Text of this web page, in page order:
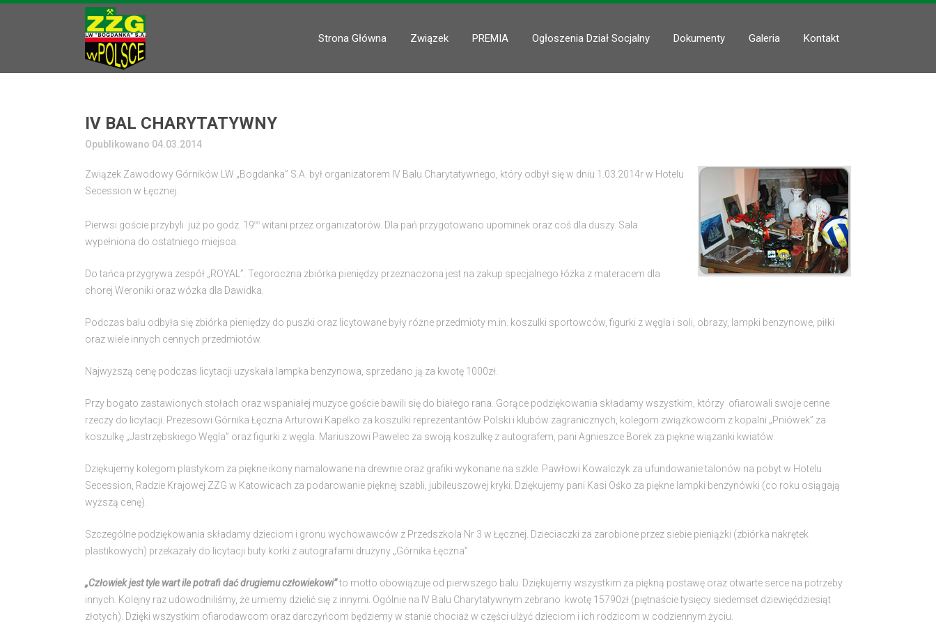
Strona Główna Związek PREMIA Ogłoszenia Dział Socjalny Dokumenty Galeria Kontakt
IV BAL CHARYTATYWNY
Opublikowano 04.03.2014
Związek Zawodowy Górników LW „Bogdanka” S.A. był organizatorem IV Balu Charytatywnego, który odbył się w dniu 1.03.2014r w Hotelu
Secession w Łęcznej.
Pierwsi goście przybyli już po godz. 1900 witani przez organizatorów. Dla pań przygotowano upominek oraz coś dla duszy. Sala
wypełniona do ostatniego miejsca.
Do tańca przygrywa zespół „ROYAL”. Tegoroczna zbiórka pieniędzy przeznaczona jest na zakup specjalnego łóżka z materacem dla
chorej Weroniki oraz wózka dla Dawidka.
Podczas balu odbyła się zbiórka pieniędzy do puszki oraz licytowane były różne przedmioty m.in. koszulki sportowców, figurki z węgla i soli, obrazy, lampki benzynowe, piłki
oraz wiele innych cennych przedmiotów.
Najwyższą cenę podczas licytacji uzyskała lampka benzynowa, sprzedano ją za kwotę 1000zł.
Przy bogato zastawionych stołach oraz wspaniałej muzyce goście bawili się do białego rana. Gorące podziękowania składamy wszystkim, którzy ofiarowali swoje cenne
rzeczy do licytacji. Prezesowi Górnika Łęczna Arturowi Kapelko za koszulki reprezentantów Polski i klubów zagranicznych, kolegom związkowcom z kopalni „Pniówek” za
koszulkę „Jastrzębskiego Węgla” oraz figurki z węgla. Mariuszowi Pawelec za swoją koszulkę z autografem, pani Agnieszce Borek za piękne wiązanki kwiatów.
Dziękujemy kolegom plastykom za piękne ikony namalowane na drewnie oraz grafiki wykonane na szkle. Pawłowi Kowalczyk za ufundowanie talonów na pobyt w Hotelu
Secession, Radzie Krajowej ZZG w Katowicach za podarowanie pięknej szabli, jubileuszowej kryki. Dziękujemy pani Kasi Ośko za piękne lampki benzynówki (co roku osiągają
wyższą cenę).
Szczególne podziękowania składamy dzieciom i gronu wychowawców z Przedszkola Nr 3 w Łęcznej. Dzieciaczki za zarobione przez siebie pieniążki (zbiórka nakrętek
plastikowych) przekazały do licytacji buty korki z autografami drużyny „Górnika Łęczna”.
„Człowiek jest tyle wart ile potrafi dać drugiemu człowiekowi”to motto obowiązuje od pierwszego balu. Dziękujemy wszystkim za piękną postawę oraz otwarte serce na potrzeby
innych. Kolejny raz udowodniliśmy, że umiemy dzielić się z innymi. Ogólnie na IV Balu Charytatywnym zebrano kwotę 15790zł (piętnaście tysięcy siedemset dziewięćdziesiąt
złotych). Dzięki wszystkim ofiarodawcom oraz darczyńcom będziemy w stanie chociaż w części ulżyć dzieciom i ich rodzicom w codziennym życiu.